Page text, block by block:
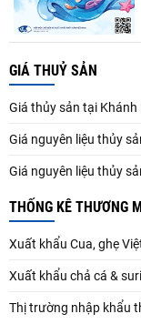
GIÁ THUỶ SẢN
Giá thủy sản tại
Giá nguyên liệu thủy
Giá nguyên liệu thủy
THỐNG KÊ THƯƠNG
Xuất khẩu Cua, ghẹ
Xuất khẩu chả cá &
Thị trường nhập khẩu